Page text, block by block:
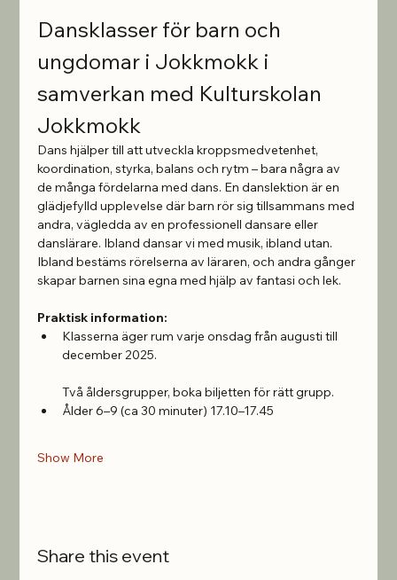
Dansklasser för barn och
ungdomar i Jokkmokk i
samverkan med Kulturskolan
Jokkmokk
Dans hjälper till att utveckla kroppsmedvetenhet,
koordination, styrka, balans och rytm – bara några av
de många fördelarna med dans. En danslektion är en
glädjefylld upplevelse där barn rör sig tillsammans med
andra, vägledda av en professionell dansare eller
danslärare. Ibland dansar vi med musik, ibland utan.
Ibland bestäms rörelserna av läraren, och andra gånger
skapar barnen sina egna med hjälp av fantasi och lek.
Praktisk information:
Klasserna äger rum varje onsdag från augusti till
december 2025.
Två åldersgrupper, boka biljetten för rätt grupp.
Ålder 6–9 (ca 30 minuter) 17.10–17.45
Show More
Share this event